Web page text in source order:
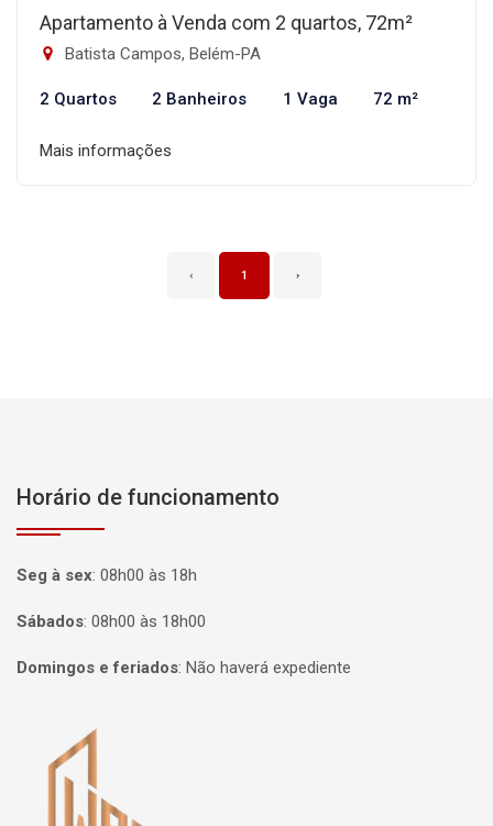
Apartamento à Venda com 2 quartos, 72m²
Batista Campos, Belém-PA
2 Quartos 2 Banheiros 1 Vaga 72 m²
Mais informações
‹ 1 ›
Horário de funcionamento
Seg à sex: 08h00 às 18h
Sábados: 08h00 às 18h00
Domingos e feriados: Não haverá expediente
Página inicial